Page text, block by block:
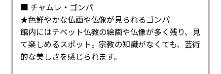
■ チャムレ・ゴンパ
★色鮮やかな仏画や仏像が見られるゴンパ
館内にはチベット仏教の絵画や仏像が多く残り、見
て楽しめるスポット。宗教の知識がなくても、芸術
的な美しさを感じられます。